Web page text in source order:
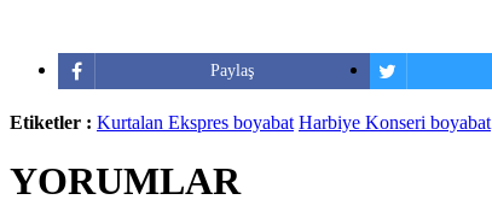
Paylaş
Etiketler : Kurtalan Ekspres boyabat Harbiye Konseri boyabat
YORUMLAR